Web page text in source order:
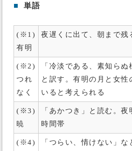
■ 単語
(※1)
有明
夜遅くに出て、朝まで残
(※2)
つれ
なく
「冷淡である、素知ら
と訳す。有明の月と女性
いると考えられる
(※3)
暁
「あかつき」と読む。
時間帯
(※4)
「つらい、情けない」な